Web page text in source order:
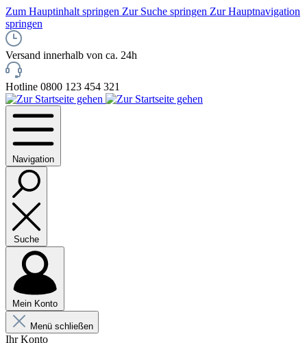
Zum Hauptinhalt springen Zur Suche springen Zur Hauptnavigation
springen
Versand innerhalb von ca. 24h
Hotline 0800 123 454 321
Navigation
Suche
Mein Konto
Menü schließen
Ihr Konto